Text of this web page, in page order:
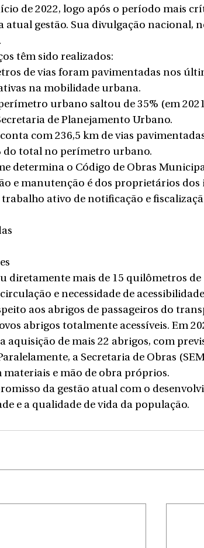
de 2022, logo após o período mais
atual gestão. Sua divulgação nacional,
têm sido realizados:
de vias foram pavimentadas nos
na mobilidade urbana.
urbano saltou de 35% (em
de Planejamento Urbano.
com 236,5 km de vias
do total no perímetro urbano.
determina o Código de Obras
e manutenção é dos proprietários dos
ativo de notificação e
diretamente mais de 15 quilômetros de
e necessidade de
aos abrigos de passageiros do
abrigos totalmente acessíveis. Em
aquisição de mais 22 abrigos, com
a Secretaria de Obras
e mão de obra próprios.
da gestão atual com o
e a qualidade de vida da população.